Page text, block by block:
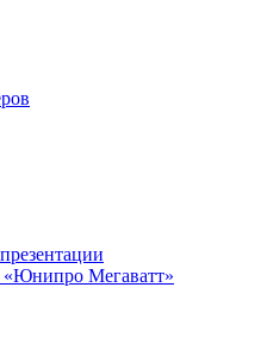
Мегаватт»